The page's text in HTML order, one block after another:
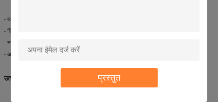
प्रस्तुत
- व्यापक श्रेणी की गायों के कृषि उपकरण: हेडलॉक, फ्री स्टॉल और हच;
- विश्वसनीय गुणवत्ता और उत्कृष्ट उत्पाद
- नमूना उपलब्ध है
- आजीवन तकनीकी सेवा समर्थन
उत्पाद की तस्वीर: